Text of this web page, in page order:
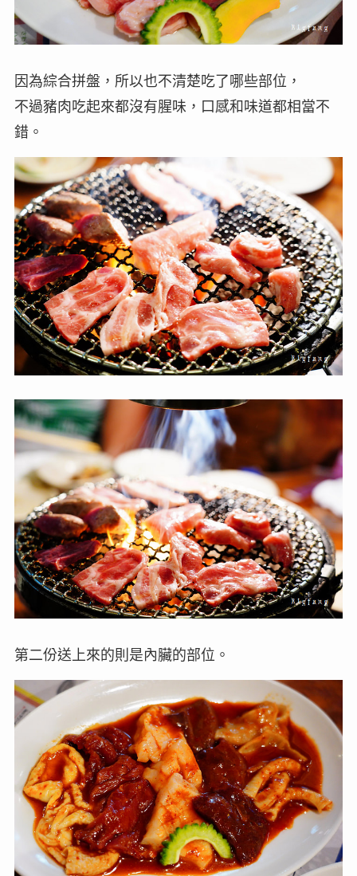
因為綜合拼盤，所以也不清楚吃了哪些部位，
不過豬肉吃起來都沒有腥味，口感和味道都相當不
錯。
第二份送上來的則是內臟的部位。